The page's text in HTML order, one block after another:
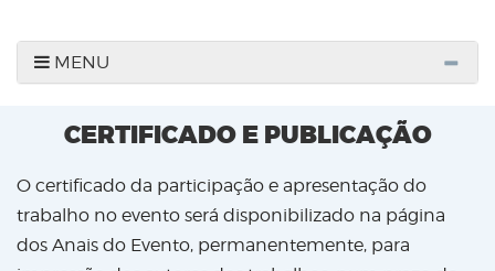
MENU
CERTIFICADO E PUBLICAÇÃO
O certificado da participação e apresentação do
trabalho no evento será disponibilizado na página
dos Anais do Evento, permanentemente, para